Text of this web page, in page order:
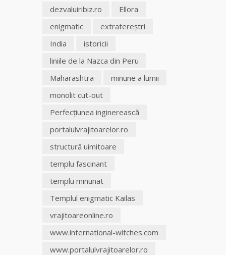
dezvaluiribiz.ro
Ellora
enigmatic
extratereştri
India
istoricii
liniile de la Nazca din Peru
Maharashtra
minune a lumii
monolit cut-out
Perfecţiunea inginerească
portalulvrajitoarelor.ro
structură uimitoare
templu fascinant
templu minunat
Templul enigmatic Kailas
vrajitoareonline.ro
www.international-witches.com
www.portalulvrajitoarelor.ro